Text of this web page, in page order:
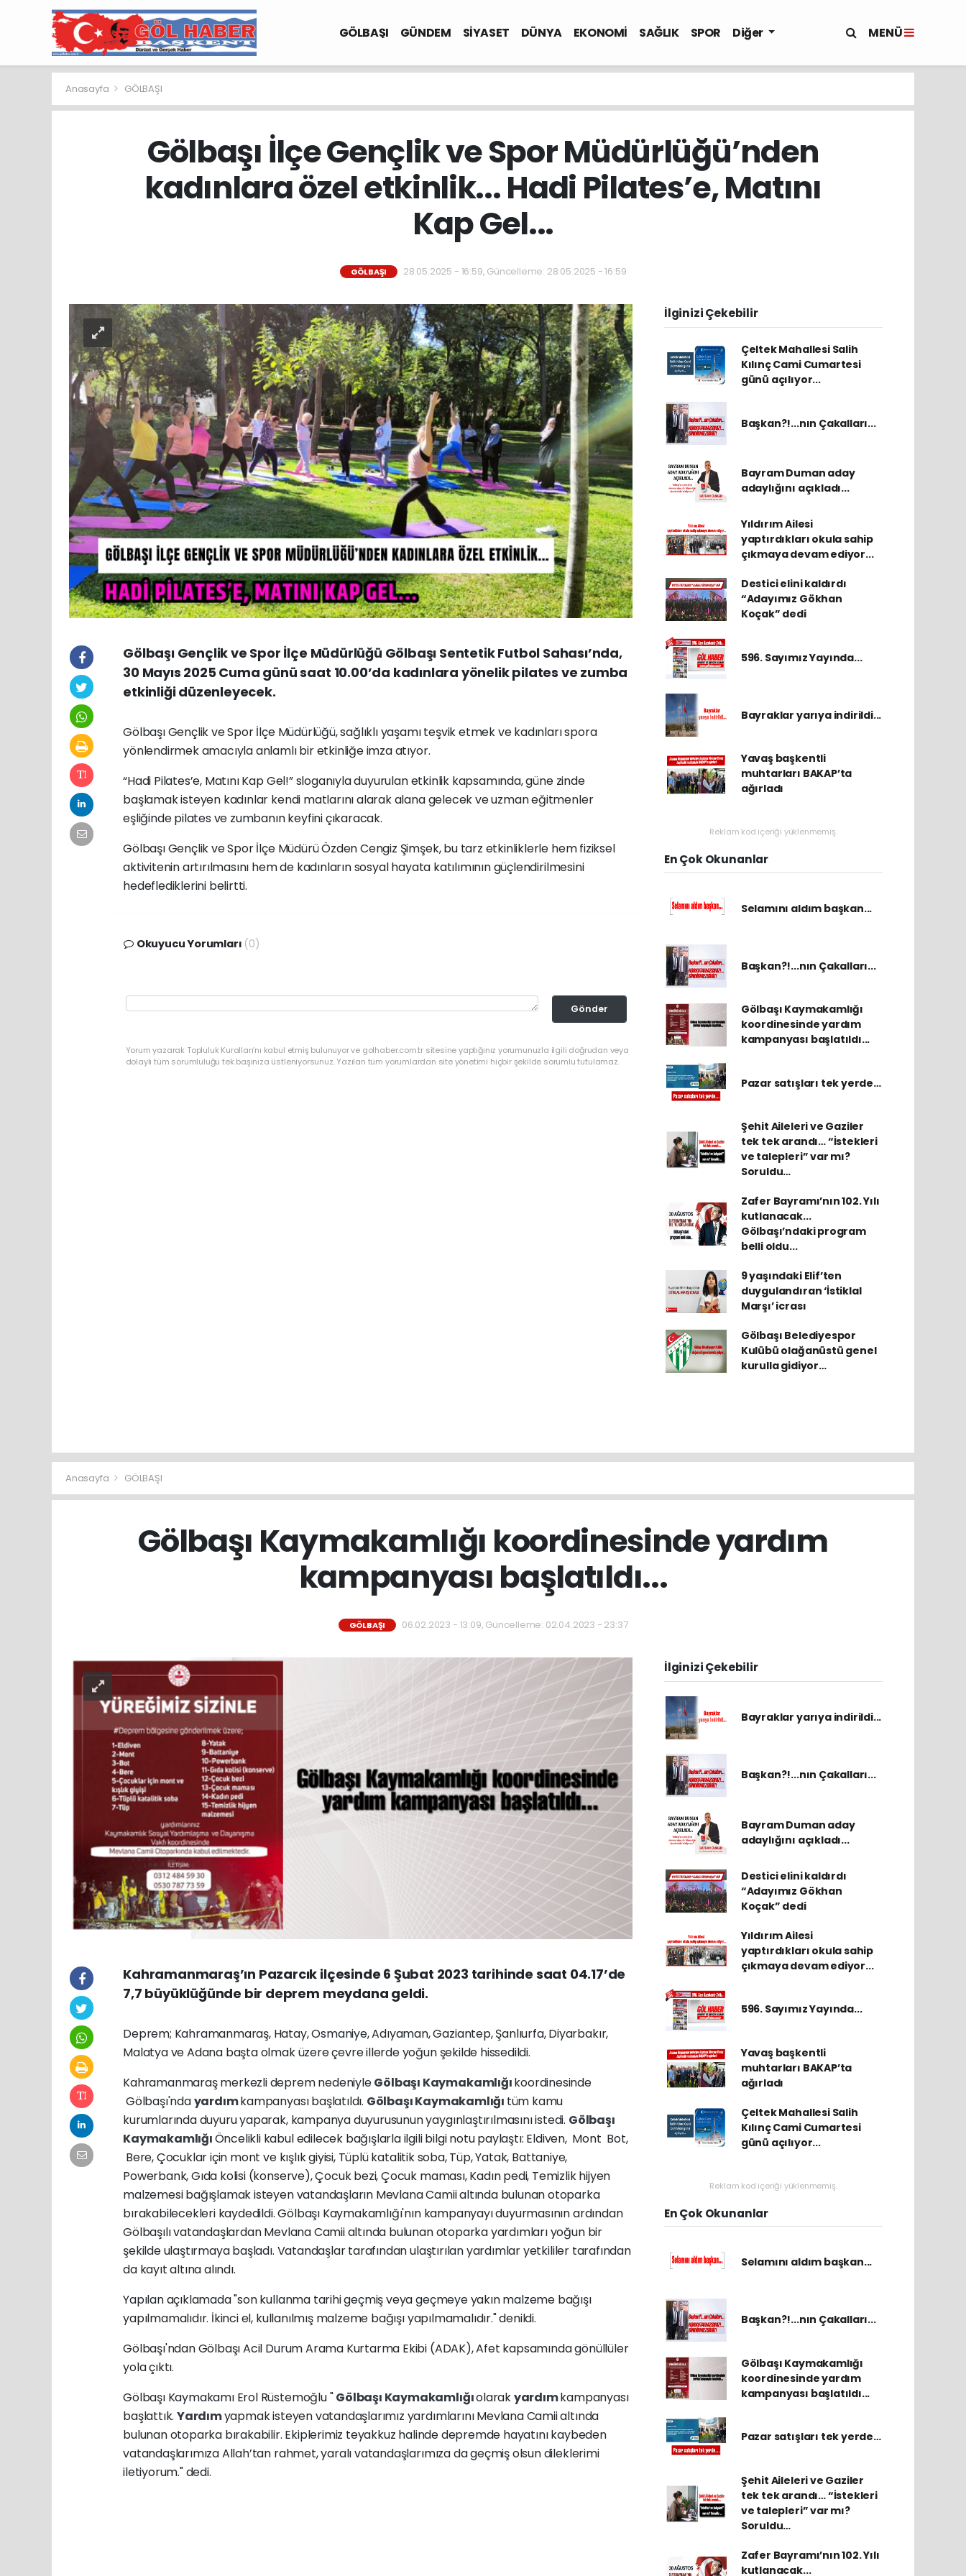
GÖLBAŞI GÜNDEM SİYASET DÜNYA EKONOMİ SAĞLIK SPOR Diğer MENÜ
Anasayfa GÖLBAŞI
Gölbaşı İlçe Gençlik ve Spor Müdürlüğü’nden
kadınlara özel etkinlik... Hadi Pilates’e, Matını
Kap Gel...
GÖLBAŞI 28.05.2025 - 16:59, Güncelleme: 28.05.2025 - 16:59
Gölbaşı Gençlik ve Spor İlçe Müdürlüğü Gölbaşı Sentetik Futbol Sahası’nda,
30 Mayıs 2025 Cuma günü saat 10.00’da kadınlara yönelik pilates ve zumba
etkinliği düzenleyecek.
Gölbaşı Gençlik ve Spor İlçe Müdürlüğü, sağlıklı yaşamı teşvik etmek ve kadınları spora
yönlendirmek amacıyla anlamlı bir etkinliğe imza atıyor.
“Hadi Pilates’e, Matını Kap Gel!” sloganıyla duyurulan etkinlik kapsamında, güne zinde
başlamak isteyen kadınlar kendi matlarını alarak alana gelecek ve uzman eğitmenler
eşliğinde pilates ve zumbanın keyfini çıkaracak.
Gölbaşı Gençlik ve Spor İlçe Müdürü Özden Cengiz Şimşek, bu tarz etkinliklerle hem fiziksel
aktivitenin artırılmasını hem de kadınların sosyal hayata katılımının güçlendirilmesini
hedeflediklerini belirtti.
Okuyucu Yorumları (0)
Gönder
Yorum yazarak Topluluk Kuralları’nı kabul etmiş bulunuyor ve golhaber.com.tr sitesine yaptığınız yorumunuzla ilgili doğrudan veya
dolaylı tüm sorumluluğu tek başınıza üstleniyorsunuz. Yazılan tüm yorumlardan site yönetimi hiçbir şekilde sorumlu tutulamaz.
İlginizi Çekebilir
Çeltek Mahallesi Salih
Kılınç Cami Cumartesi
günü açılıyor...
Başkan?!...nın Çakalları...
Bayram Duman aday
adaylığını açıkladı...
Yıldırım Ailesi
yaptırdıkları okula sahip
çıkmaya devam ediyor...
Destici elini kaldırdı
“Adayımız Gökhan
Koçak” dedi
596. Sayımız Yayında...
Bayraklar yarıya indirildi...
Yavaş başkentli
muhtarları BAKAP’ta
ağırladı
Reklam kod içeriği yüklenmemiş.
En Çok Okunanlar
Selamını aldım başkan...
Başkan?!...nın Çakalları...
Gölbaşı Kaymakamlığı
koordinesinde yardım
kampanyası başlatıldı...
Pazar satışları tek yerde…
Şehit Aileleri ve Gaziler
tek tek arandı… “İstekleri
ve talepleri” var mı?
Soruldu…
Zafer Bayramı’nın 102. Yılı
kutlanacak...
Gölbaşı’ndaki program
belli oldu...
9 yaşındaki Elif’ten
duygulandıran ‘İstiklal
Marşı’ icrası
Gölbaşı Belediyespor
Kulübü olağanüstü genel
kurulla gidiyor…
Anasayfa GÖLBAŞI
Gölbaşı Kaymakamlığı koordinesinde yardım
kampanyası başlatıldı...
GÖLBAŞI 06.02.2023 - 13:09, Güncelleme: 02.04.2023 - 23:37
Kahramanmaraş’ın Pazarcık ilçesinde 6 Şubat 2023 tarihinde saat 04.17’de
7,7 büyüklüğünde bir deprem meydana geldi.
Deprem; Kahramanmaraş, Hatay, Osmaniye, Adıyaman, Gaziantep, Şanlıurfa, Diyarbakır,
Malatya ve Adana başta olmak üzere çevre illerde yoğun şekilde hissedildi.
Kahramanmaraş merkezli deprem nedeniyleGölbaşı Kaymakamlığıkoordinesinde
Gölbaşı'ndayardımkampanyası başlatıldı. Gölbaşı Kaymakamlığı tüm kamu
kurumlarında duyuru yaparak, kampanya duyurusunun yaygınlaştırılmasını istedi. Gölbaşı
KaymakamlığıÖncelikli kabul edilecek bağışlarla ilgili bilgi notu paylaştı: Eldiven, Mont Bot,
Bere, Çocuklar için mont ve kışlık giyisi, Tüplü katalitik soba, Tüp, Yatak, Battaniye,
Powerbank, Gıda kolisi (konserve), Çocuk bezi, Çocuk maması, Kadın pedi, Temizlik hijyen
malzemesi bağışlamak isteyen vatandaşların Mevlana Camii altında bulunan otoparka
bırakabilecekleri kaydedildi. Gölbaşı Kaymakamlığı'nın kampanyayı duyurmasının ardından
Gölbaşılı vatandaşlardan Mevlana Camii altında bulunan otoparka yardımları yoğun bir
şekilde ulaştırmaya başladı. Vatandaşlar tarafından ulaştırılan yardımlar yetkililer tarafından
da kayıt altına alındı.
Yapılan açıklamada "son kullanma tarihi geçmiş veya geçmeye yakın malzeme bağışı
yapılmamalıdır. İkinci el, kullanılmış malzeme bağışı yapılmamalıdır." denildi.
Gölbaşı'ndan Gölbaşı Acil Durum Arama Kurtarma Ekibi (ADAK), Afet kapsamında gönüllüler
yola çıktı.
Gölbaşı Kaymakamı Erol Rüstemoğlu "Gölbaşı Kaymakamlığıolarakyardımkampanyası
başlattık. Yardımyapmak isteyen vatandaşlarımız yardımlarını Mevlana Camii altında
bulunan otoparka bırakabilir. Ekiplerimiz teyakkuz halinde depremde hayatını kaybeden
vatandaşlarımıza Allah’tan rahmet, yaralı vatandaşlarımıza da geçmiş olsun dileklerimi
iletiyorum." dedi.
İlginizi Çekebilir
Bayraklar yarıya indirildi...
Başkan?!...nın Çakalları...
Bayram Duman aday
adaylığını açıkladı...
Destici elini kaldırdı
“Adayımız Gökhan
Koçak” dedi
Yıldırım Ailesi
yaptırdıkları okula sahip
çıkmaya devam ediyor...
596. Sayımız Yayında...
Yavaş başkentli
muhtarları BAKAP’ta
ağırladı
Çeltek Mahallesi Salih
Kılınç Cami Cumartesi
günü açılıyor...
Reklam kod içeriği yüklenmemiş.
En Çok Okunanlar
Selamını aldım başkan...
Başkan?!...nın Çakalları...
Gölbaşı Kaymakamlığı
koordinesinde yardım
kampanyası başlatıldı...
Pazar satışları tek yerde…
Şehit Aileleri ve Gaziler
tek tek arandı… “İstekleri
ve talepleri” var mı?
Soruldu…
Zafer Bayramı’nın 102. Yılı
kutlanacak...